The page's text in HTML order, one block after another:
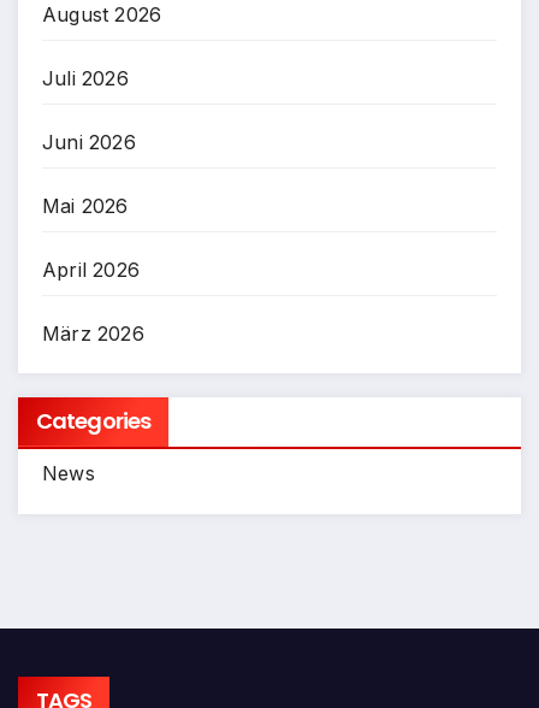
August 2026
Juli 2026
Juni 2026
Mai 2026
April 2026
März 2026
Categories
News
TAGS